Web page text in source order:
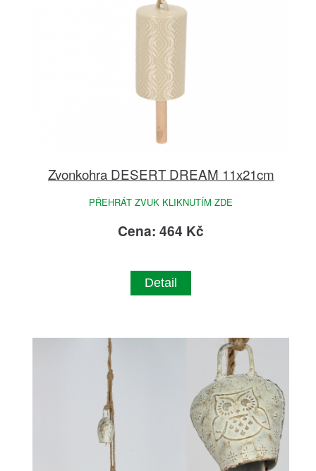
Zvonkohra DESERT DREAM 11x21cm
PŘEHRÁT ZVUK KLIKNUTÍM ZDE
Cena: 464 Kč
Detail